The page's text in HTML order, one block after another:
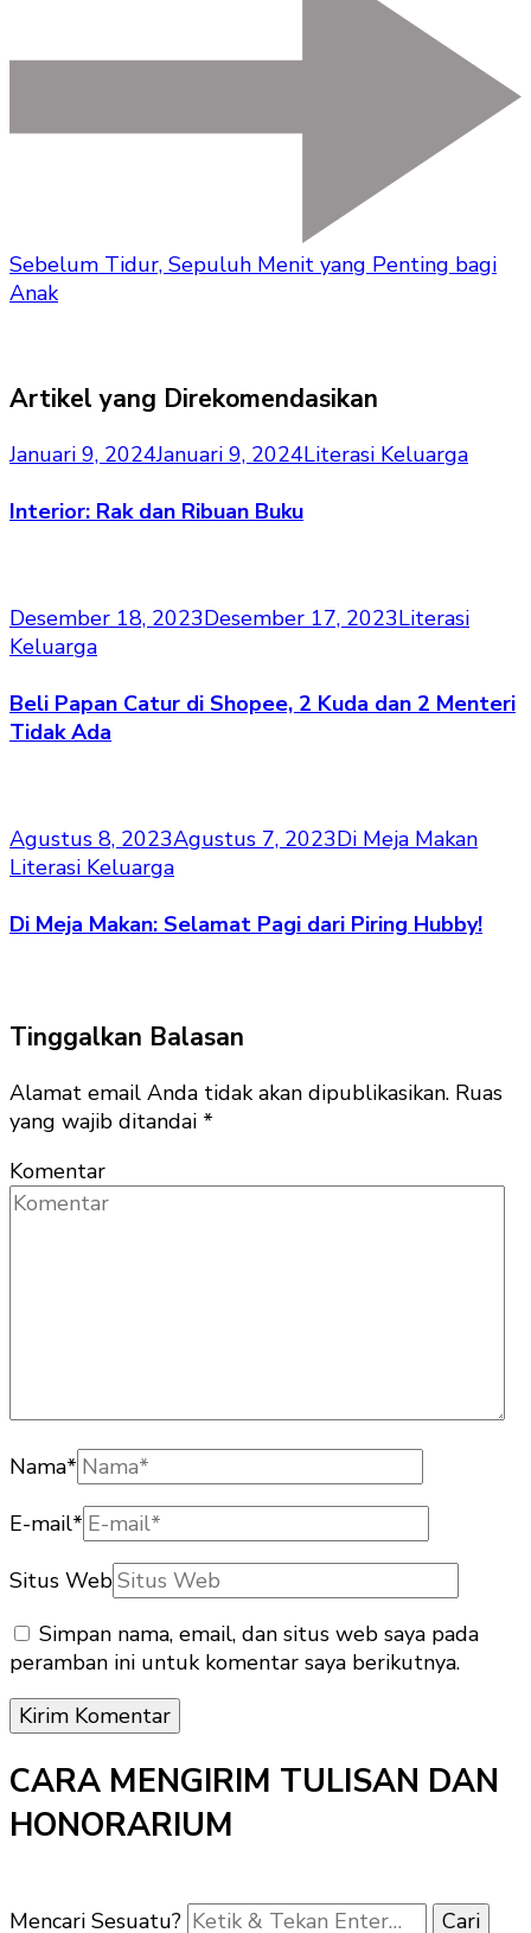
Sebelum Tidur, Sepuluh Menit yang Penting bagi
Anak
Artikel yang Direkomendasikan
Januari 9, 2024Januari 9, 2024Literasi Keluarga
Interior: Rak dan Ribuan Buku
Desember 18, 2023Desember 17, 2023Literasi
Keluarga
Beli Papan Catur di Shopee, 2 Kuda dan 2 Menteri
Tidak Ada
Agustus 8, 2023Agustus 7, 2023Di Meja Makan
Literasi Keluarga
Di Meja Makan: Selamat Pagi dari Piring Hubby!
Tinggalkan Balasan
Alamat email Anda tidak akan dipublikasikan. Ruas
yang wajib ditandai *
Komentar
Nama*
E-mail*
Situs Web
Simpan nama, email, dan situs web saya pada
peramban ini untuk komentar saya berikutnya.
CARA MENGIRIM TULISAN DAN
HONORARIUM
Mencari Sesuatu?